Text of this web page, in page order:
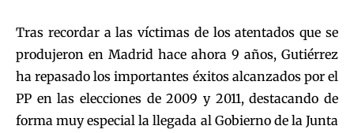
Tras recordar a las víctimas de los atentados que se
produjeron en Madrid hace ahora 9 años, Gutiérrez
ha repasado los importantes éxitos alcanzados por el
PP en las elecciones de 2009 y 2011, destacando de
forma muy especial la llegada al Gobierno de la Junta